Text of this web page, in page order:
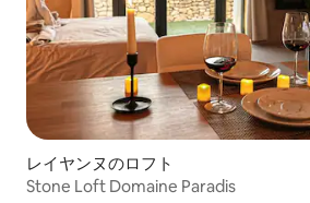
レイヤンヌのロフト
Stone Loft Domaine Paradis